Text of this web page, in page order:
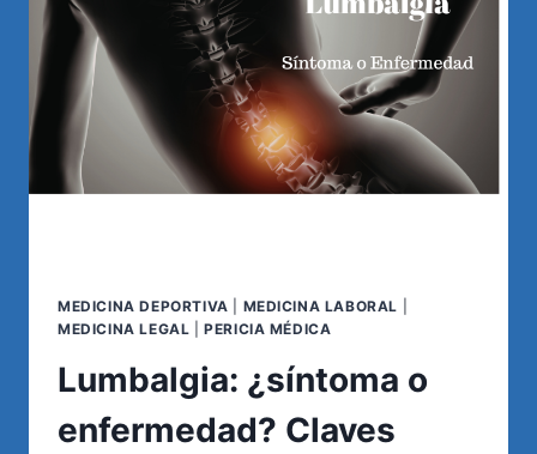
ARGENTINA:
COMPLETA
MEDICINA DEPORTIVA MEDICINA LABORAL
MEDICINA LEGAL |PERICIA MÉDICA
Lumbalgia: ¿síntoma o
enfermedad? Claves